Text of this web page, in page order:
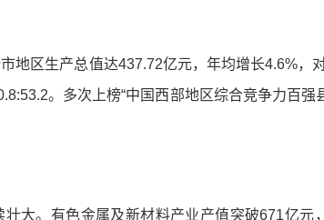
地区生产总值达437.72亿元，年均增长4.6%，
。多次上榜“中国西部地区综合竞争力百强
大。有色金属及新材料产业产值突破671亿元